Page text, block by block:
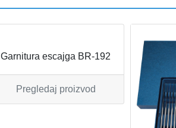
Garnitura escajga BR-192
Pregledaj proizvod